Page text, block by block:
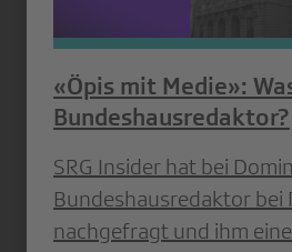
«Öpis mit Medie»:
Bundeshausredaktor?
SRG Insider hat bei
Bundeshausredaktor bei
nachgefragt und ihm